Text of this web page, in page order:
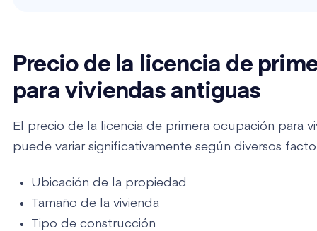
Precio de la licencia de
para viviendas antiguas
El precio de la licencia de primera ocupación para
puede variar significativamente según diversos
Ubicación de la propiedad
Tamaño de la vivienda
Tipo de construcción